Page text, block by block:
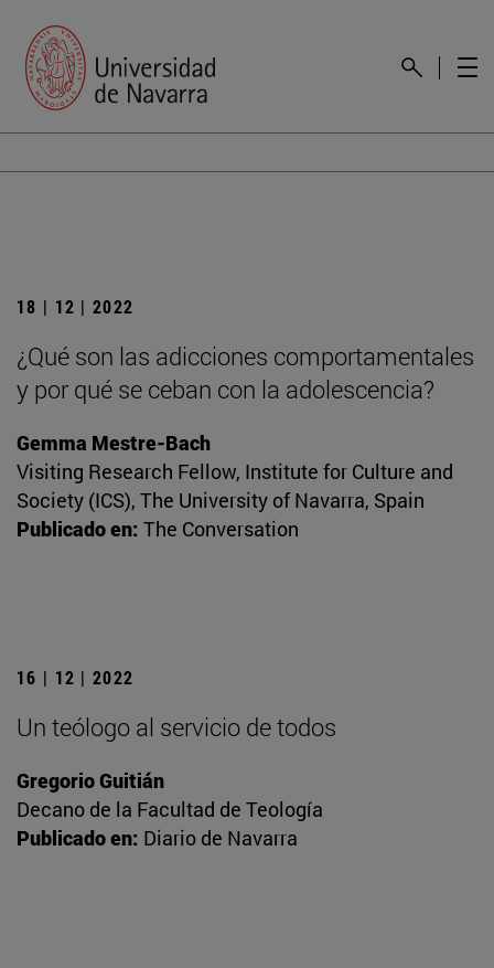
18 | 12 | 2022
¿Qué son las adicciones comportamentales
y por qué se ceban con la adolescencia?
Gemma Mestre-Bach
Visiting Research Fellow, Institute for Culture and
Society (ICS), The University of Navarra, Spain
Publicado en: The Conversation
16 | 12 | 2022
Un teólogo al servicio de todos
Gregorio Guitián
Decano de la Facultad de Teología
Publicado en: Diario de Navarra